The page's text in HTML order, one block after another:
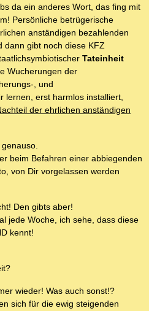
da ein anderes Wort, das fing mit
Persönliche betrügerische
anständigen bezahlenden
dann gibt noch diese KFZ
Tateinheit
Wucherungen der
, und
lernen, erst harmlos installiert,
der ehrlichen anständigen
beim Befahren einer abbiegenden
von Dir vorgelassen werden
Den gibts aber!
jede Woche, ich sehe, dass diese
kennt!
wieder! Was auch sonst!?
sich für die ewig steigenden